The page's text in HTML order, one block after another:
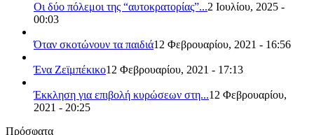
Οι δύο πόλεμοι της “αυτοκρατορίας”...2 Ιουλίου, 2025 -
00:03
Όταν σκοτώνουν τα παιδιά12 Φεβρουαρίου, 2021 - 16:56
Ένα Ζεϊμπέκικο12 Φεβρουαρίου, 2021 - 17:13
Έκκληση για επιβολή κυρώσεων στη...12 Φεβρουαρίου,
2021 - 20:25
Πρόσφατα